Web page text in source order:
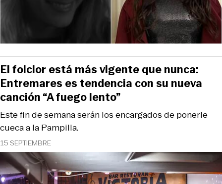
15 SEPTIEMBRE
Este fin de semana serán los encargados de ponerle
cueca a la Pampilla.
El folclor está más vigente que nunca:
Entremares es tendencia con su nueva
canción “A fuego lento”